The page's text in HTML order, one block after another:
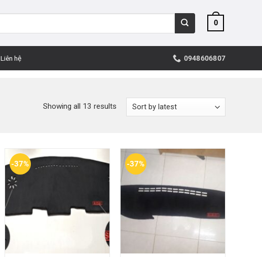
0
Liên hệ 0948606807
Showing all 13 results
-37% -37%